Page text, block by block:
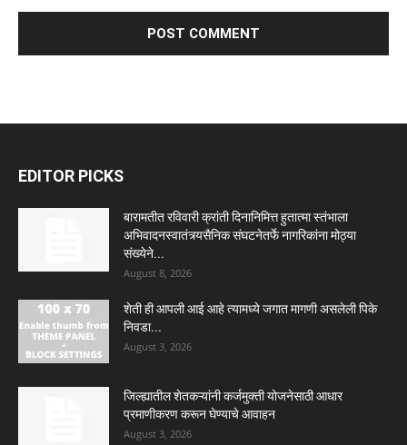
EDITOR PICKS
बारामतीत रविवारी क्रांती दिनानिमित्त हुतात्मा स्तंभाला
अभिवादनस्वातंत्र्यसैनिक संघटनेतर्फे नागरिकांना मोठ्या
संख्येने...
August 8, 2026
शेती ही आपली आई आहे त्यामध्ये जगात मागणी असलेली पिके
निवडा...
August 3, 2026
जिल्ह्यातील शेतकऱ्यांनी कर्जमुक्ती योजनेसाठी आधार
प्रमाणीकरण करून घेण्याचे आवाहन
August 3, 2026